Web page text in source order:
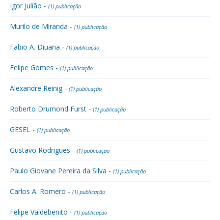
Igor Julião - (1) publicação
Murilo de Miranda - (1) publicação
Fabio A. Diuana - (1) publicação
Felipe Gomes - (1) publicação
Alexandre Reinig - (1) publicação
Roberto Drumond Furst - (1) publicação
GESEL - (1) publicação
Gustavo Rodrigues - (1) publicação
Paulo Giovane Pereira da Silva - (1) publicação
Carlos A. Romero - (1) publicação
Felipe Valdebenito - (1) publicação